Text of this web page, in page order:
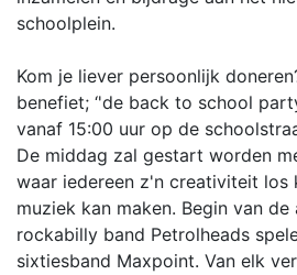
schoolplein.
Kom je liever persoonlijk
benefiet; ‘'de back to school
vanaf 15:00 uur op de
De middag zal gestart worden
waar iedereen z'n creativiteit los
muziek kan maken. Begin van
rockabilly band Petrolheads
sixtiesband Maxpoint. Van elk